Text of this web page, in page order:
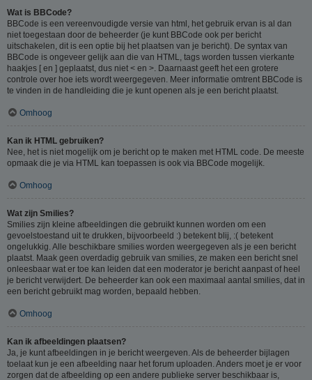
Wat is BBCode?
BBCode is een vereenvoudigde versie van html, het gebruik ervan is al dan
niet toegestaan door de beheerder (je kunt BBCode ook per bericht
uitschakelen, dit is een optie bij het plaatsen van je bericht). De syntax van
BBCode is ongeveer gelijk aan die van HTML, tags worden tussen vierkante
haakjes [ en ] geplaatst, dus niet < en >. Daarnaast geeft het een grotere
controle over hoe iets wordt weergegeven. Meer informatie omtrent BBCode is
te vinden in de handleiding die je kunt openen als je een bericht plaatst.
Omhoog
Kan ik HTML gebruiken?
Nee, het is niet mogelijk om je bericht op te maken met HTML code. De meeste
opmaak die je via HTML kan toepassen is ook via BBCode mogelijk.
Omhoog
Wat zijn Smilies?
Smilies zijn kleine afbeeldingen die gebruikt kunnen worden om een
gevoelstoestand uit te drukken, bijvoorbeeld :) betekent blij, :( betekent
ongelukkig. Alle beschikbare smilies worden weergegeven als je een bericht
plaatst. Maak geen overdadig gebruik van smilies, ze maken een bericht snel
onleesbaar wat er toe kan leiden dat een moderator je bericht aanpast of heel
je bericht verwijdert. De beheerder kan ook een maximaal aantal smilies, dat in
een bericht gebruikt mag worden, bepaald hebben.
Omhoog
Kan ik afbeeldingen plaatsen?
Ja, je kunt afbeeldingen in je bericht weergeven. Als de beheerder bijlagen
toelaat kun je een afbeelding naar het forum uploaden. Anders moet je er voor
zorgen dat de afbeelding op een andere publieke server beschikbaar is,